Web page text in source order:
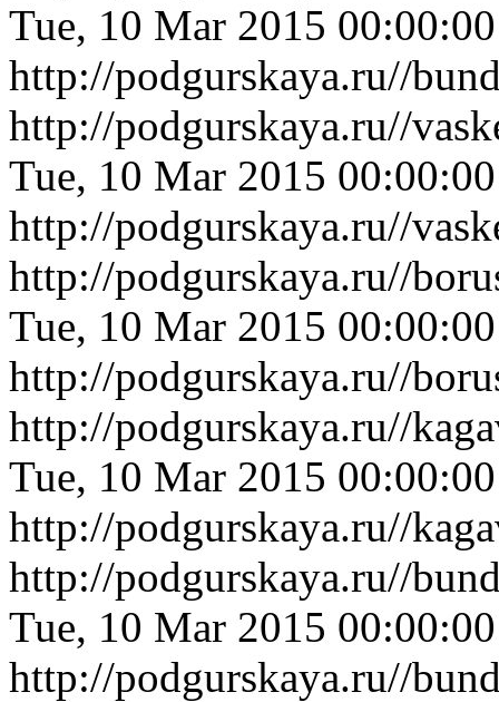
Tue, 10 Mar 2015
http://podgurskaya.ru//
http://podgurskaya.ru//
Tue, 10 Mar 2015
http://podgurskaya.ru//
http://podgurskaya.ru//
Tue, 10 Mar 2015
http://podgurskaya.ru//
http://podgurskaya.ru//
Tue, 10 Mar 2015
http://podgurskaya.ru//
http://podgurskaya.ru//
Tue, 10 Mar 2015
http://podgurskaya.ru//